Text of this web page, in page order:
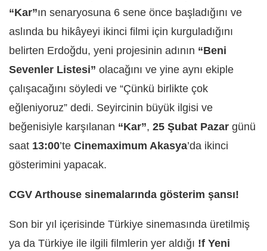
“Kar”ın senaryosuna 6 sene önce başladığını ve
aslında bu hikâyeyi ikinci filmi için kurguladığını
belirten Erdoğdu, yeni projesinin adının “Beni
Sevenler Listesi” olacağını ve yine aynı ekiple
çalışacağını söyledi ve “Çünkü birlikte çok
eğleniyoruz” dedi. Seyircinin büyük ilgisi ve
beğenisiyle karşılanan “Kar”, 25 Şubat Pazar günü
saat 13:00’te Cinemaximum Akasya’da ikinci
gösterimini yapacak.
CGV Arthouse sinemalarında gösterim şansı!
Son bir yıl içerisinde Türkiye sinemasında üretilmiş
ya da Türkiye ile ilgili filmlerin yer aldığı !f Yeni